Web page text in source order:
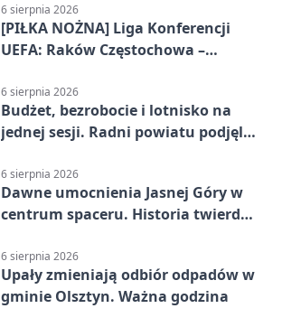
6 sierpnia 2026
[PIŁKA NOŻNA] Liga Konferencji
UEFA: Raków Częstochowa –
meczu III rundy eliminacji
6 sierpnia 2026
Budżet, bezrobocie i lotnisko na
jednej sesji. Radni powiatu podjęli
6 sierpnia 2026
Dawne umocnienia Jasnej Góry w
centrum spaceru. Historia twierdzy
6 sierpnia 2026
Upały zmieniają odbiór odpadów w
gminie Olsztyn. Ważna godzina